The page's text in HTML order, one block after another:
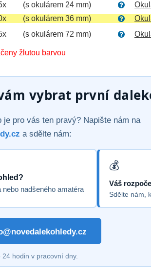
(s okulárem 24 mm)
(s okulárem 36 mm)
(s okulárem 72 mm)
žlutou barvou
vybrat první
pro vás ten pravý? Napište nám na
a sdělte nám:
nadšeného amatéra
Váš
Sdělte nám,
hodin v pracovní dny.